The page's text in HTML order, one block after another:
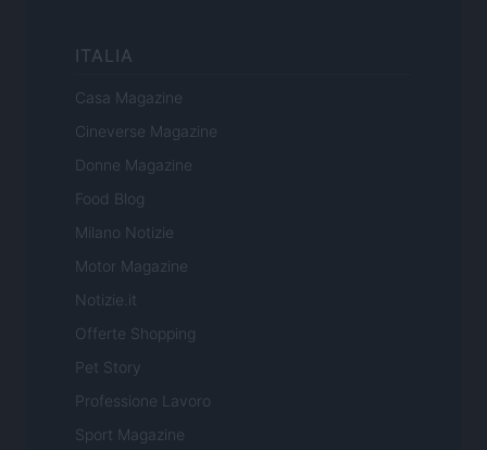
ITALIA
Casa Magazine
Cineverse Magazine
Donne Magazine
Food Blog
Milano Notizie
Motor Magazine
Notizie.it
Offerte Shopping
Pet Story
Professione Lavoro
Sport Magazine